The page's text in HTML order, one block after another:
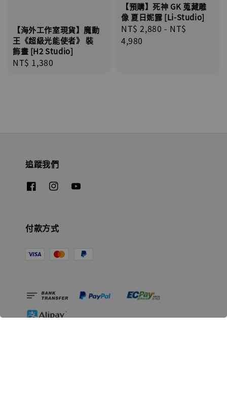
【海外工作室現貨】魔動
王《超級光能使者》 裝
飾畫 [H2 Studio]
Regular
NT$ 1,380
【預購】死神 GK 蒐藏雕
像 夏日妮露 [Li-Studio]
Regular
price
NT$ 2,880 - NT$
4,980
追蹤我們
付款方式